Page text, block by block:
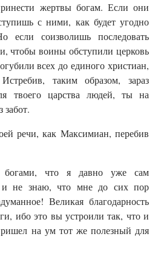
жертвы богам. Если они
с ними, как будет угодно
если соизволишь последовать
чтобы воины обступили церковь
всех до единого христиан,
таким образом, зараз
твоего царства людей, ты на
забот.
речи, как Максимиан, перебив
что я давно уже сам
и не знаю, что мне до сих пор
Великая благодарность
ибо это вы устроили так, что и
на ум тот же полезный для